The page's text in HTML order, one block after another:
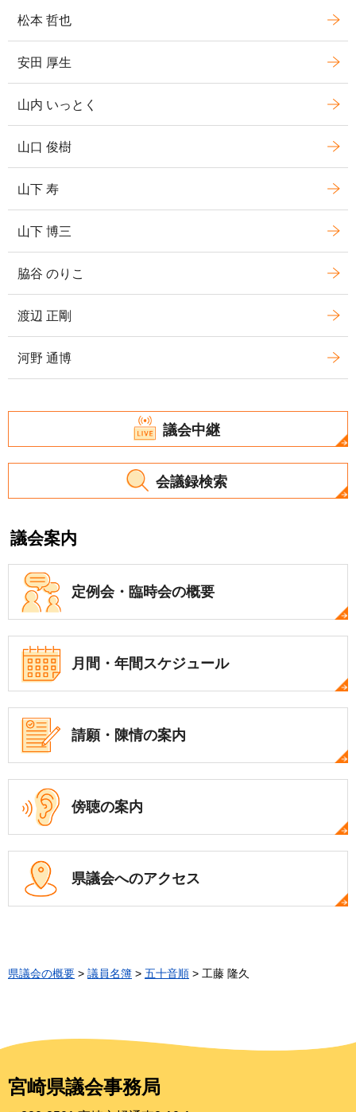
松本 哲也
安田 厚生
山内 いっとく
山口 俊樹
山下 寿
山下 博三
脇谷 のりこ
渡辺 正剛
河野 通博
議会中継
会議録検索
議会案内
定例会・ 臨時会の概要
月間・年間スケジュール
請願・陳情の案内
傍聴の案内
県議会へのアクセス
県議会の概要 > 議員名簿 > 五十音順 > 工藤 隆久
宮崎県議会事務局